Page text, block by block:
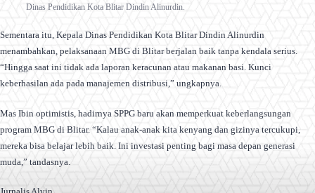
Dinas Pendidikan Kota Blitar Dindin Alinurdin.
Sementara itu, Kepala Dinas Pendidikan Kota Blitar Dindin Alinurdin
menambahkan, pelaksanaan MBG di Blitar berjalan baik tanpa kendala serius.
“Hingga saat ini tidak ada laporan keracunan atau makanan basi. Kunci
keberhasilan ada pada manajemen distribusi,” ungkapnya.
Mas Ibin optimistis, hadirnya SPPG baru akan memperkuat keberlangsungan
program MBG di Blitar. “Kalau anak-anak kita kenyang dan gizinya tercukupi,
mereka bisa belajar lebih baik. Ini investasi penting bagi masa depan generasi
muda,” tandasnya.